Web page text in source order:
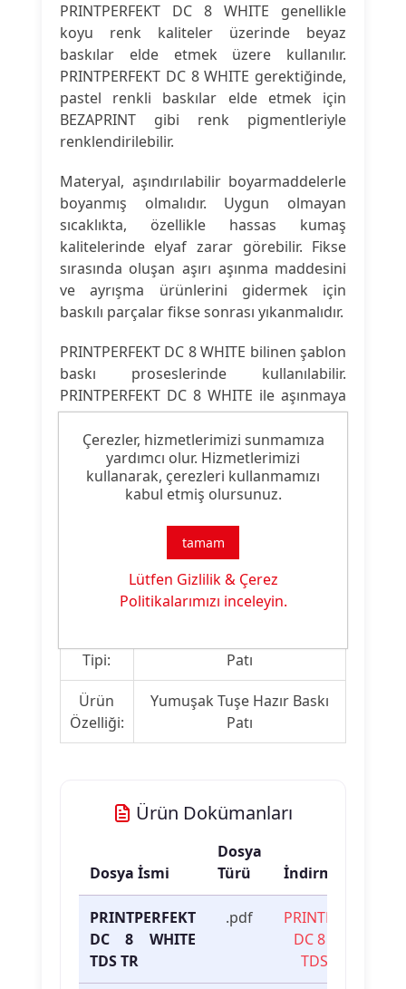
PRINTPERFEKT DC 8 WHITE genellikle
koyu renk kaliteler üzerinde beyaz
baskılar elde etmek üzere kullanılır.
PRINTPERFEKT DC 8 WHITE gerektiğinde,
pastel renkli baskılar elde etmek için
BEZAPRINT gibi renk pigmentleriyle
renklendirilebilir.
Materyal, aşındırılabilir boyarmaddelerle
boyanmış olmalıdır. Uygun olmayan
sıcaklıkta, özellikle hassas kumaş
kalitelerinde elyaf zarar görebilir. Fikse
sırasında oluşan aşırı aşınma maddesini
ve ayrışma ürünlerini gidermek için
baskılı parçalar fikse sonrası yıkanmalıdır.
PRINTPERFEKT DC 8 WHITE bilinen şablon
baskı proseslerinde kullanılabilir.
PRINTPERFEKT DC 8 WHITE ile aşınmaya
karşı dayanıklı koyu renk tekstil
materyalleri üzerinde iyi haslık sonuçları
gösteren baskı efektleri elde edilir. Baskı
patları, aşındırma malzemeleri
eklenmesiyle elde edilen yüksek viskozite
stabilitesine sahiptir.
Ürün Nitelikleri
Tipi:
Patı
Ürün
Özelliği:
Yumuşak Tuşe Hazır Baskı
Patı
Ürün Dokümanları
Dosya İsmi
Dosya
Türü
İndirme Linki
PRINTPERFEKT
DC 8 WHITE
TDS TR
.pdf
PRINTPERFEKT
DC 8 WHITE
TDS TR
Çerezler, hizmetlerimizi sunmamıza
yardımcı olur. Hizmetlerimizi
kullanarak, çerezleri kullanmamızı
kabul etmiş olursunuz.
tamam
Lütfen Gizlilik & Çerez
Politikalarımızı inceleyin.